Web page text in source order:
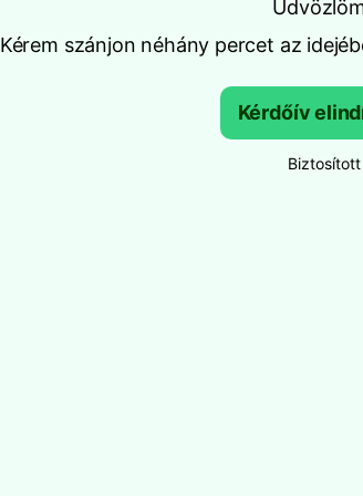
Kérem szánjon néhány percet az
Kérdőív
Biztosított